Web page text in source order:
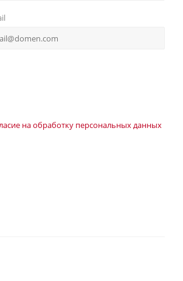
на обработку персональных данных